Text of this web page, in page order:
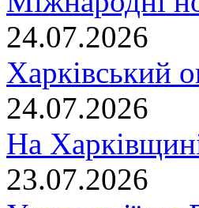
24.07.2026
Харківський
24.07.2026
На
23.07.2026